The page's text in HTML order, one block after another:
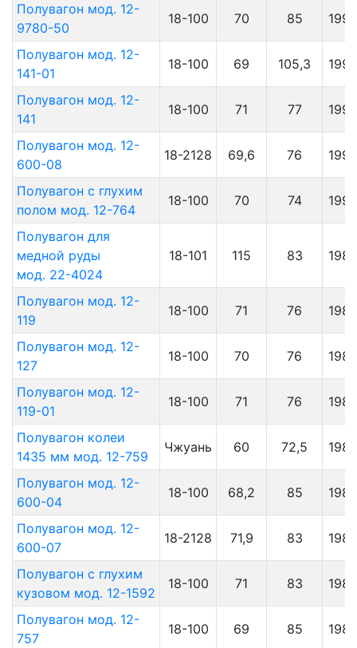
Полувагон мод. 12-
9780-50
18-100 70 85 1992
Полувагон мод. 12-
141-01
18-100 69 105,3 1990
Полувагон мод. 12-
141
18-100 71 77 1990
Полувагон мод. 12-
600-08
18-2128 69,6 76 1990
Полувагон с глухим
полом мод. 12-764
18-100 70 74 1990
Полувагон для
медной руды
мод. 22-4024
18-101 115 83 1989
Полувагон мод. 12-
119
18-100 71 76 1989
Полувагон мод. 12-
127
18-100 70 76 1989
Полувагон мод. 12-
119-01
18-100 71 76 1989
Полувагон колеи
1435 мм мод. 12-759
Чжуань 60 72,5 1987
Полувагон мод. 12-
600-04
18-100 68,2 85 1986
Полувагон мод. 12-
600-07
18-2128 71,9 83 1986
Полувагон с глухим
кузовом мод. 12-1592
18-100 71 83 1986
Полувагон мод. 12-
757
18-100 69 85 1986